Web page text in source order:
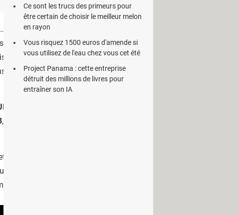
certaines restent invisibles, à
les paramètres Wi-Fi de certains
et d'automatiser certaines bascules
d'application. Il suffit de suivre
6, 7 ou 8
,
points en haut à droite de l'écran
fois d'affilée (environ 5 à 7 fois) sur
apparaît juste en dessous.
Ce sont les trucs des primeurs pour
être certain de choisir le meilleur melon
en rayon
Vous risquez 1500 euros d'amende si
vous utilisez de l'eau chez vous cet été
Project Panama : cette entreprise
détruit des millions de livres pour
entraîner son IA